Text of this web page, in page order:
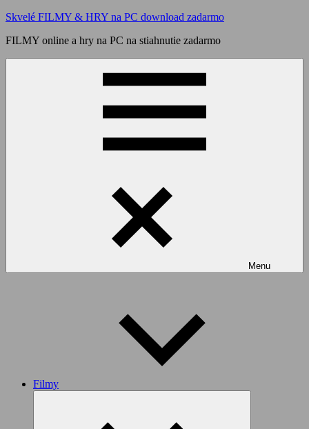
Skip
content
Skvelé FILMY & HRY na PC download zadarmo
FILMY online a hry na PC na stiahnutie zadarmo
Menu
Filmy